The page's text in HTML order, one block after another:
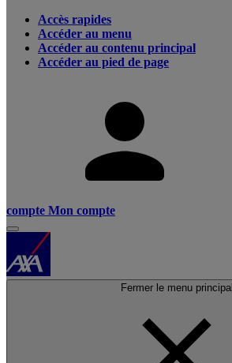
Accès rapides
Accéder au menu
Accéder au contenu principal
Accéder au pied de page
compte Mon compte
Fermer le menu principal